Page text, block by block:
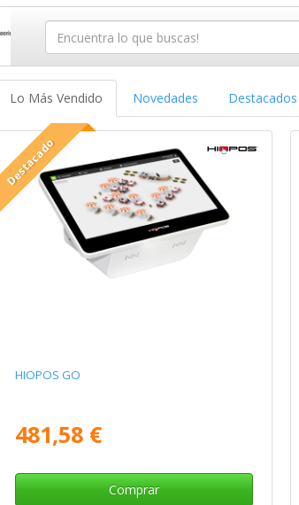
Lo Más Vendido Novedades Destacados
Destacado
HIOPOS GO
481,58 €
Comprar